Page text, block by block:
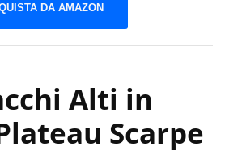
DA AMAZON
Alti in
Scarpe